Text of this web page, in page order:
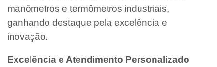
manômetros e termômetros industriais,
ganhando destaque pela excelência e
inovação.
Excelência e Atendimento Personalizado